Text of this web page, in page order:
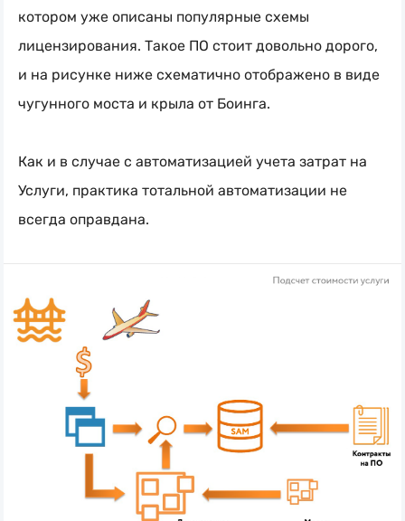
котором уже описаны популярные схемы
лицензирования. Такое ПО стоит довольно дорого,
и на рисунке ниже схематично отображено в виде
чугунного моста и крыла от Боинга.
Как и в случае с автоматизацией учета затрат на
Услуги, практика тотальной автоматизации не
всегда оправдана.